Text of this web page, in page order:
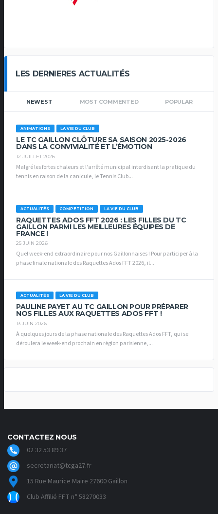
LES DERNIERES ACTUALITÉS
NEWEST MOST COMMENTED POPULAR
ANIMATIONS LA VIE DU CLUB
LE TC GAILLON CLÔTURE SA SAISON 2025-2026
DANS LA CONVIVIALITÉ ET L’ÉMOTION
12 JUILLET 2026
Malgré les fortes chaleurs et l’arrêté municipal interdisant la pratique du
tennis en raison de la canicule, le Tennis Club...
ACTUALITÉS COMPETITION LA VIE DU CLUB
RAQUETTES ADOS FFT 2026 : LES FILLES DU TC
GAILLON PARMI LES MEILLEURES ÉQUIPES DE
FRANCE !
25 JUIN 2026
Quel week-end extraordinaire pour nos Gaillonnaises ! Pour participer à la
phase finale nationale des Raquettes Ados FFT 2026, il...
ACTUALITÉS LA VIE DU CLUB
PAULINE PAYET AU TC GAILLON POUR PRÉPARER
NOS FILLES AUX RAQUETTES ADOS FFT !
13 JUIN 2026
À quelques jours de la phase nationale des Raquettes Ados FFT, qui se
déroulera le week-end prochain en région parisienne,...
CONTACTEZ NOUS
02 32 53 89 37
secretariat@tcga27.fr
15 Rue Maurice Maire 27600 Gaillon
Club Affilié FFT n° 58270033